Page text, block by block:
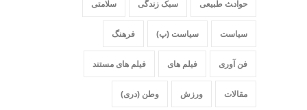
حواد‍‍‍ث طبیعی سبک زندگی سلامتی
سیاست سیاست (پ) فرهنگ
فن آوری فیلم های فیلم های مستند
مقالات ورزش وطن (دری)